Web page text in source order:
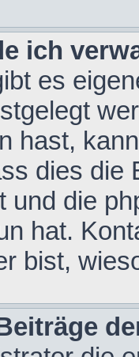
ich
es
hast,
dies die
und die
hat.
bist,